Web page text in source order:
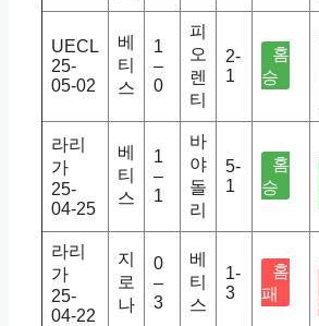
UECL
25-
05-02
베
티
스
1
–
0
피
오
렌
티
2-
1
홈
승
라리
가
25-
04-25
베
티
스
1
–
1
바
야
돌
리
5-
1
홈
승
라리
가
25-
04-22
지
로
나
0
–
3
베
티
스
1-
3
홈
패